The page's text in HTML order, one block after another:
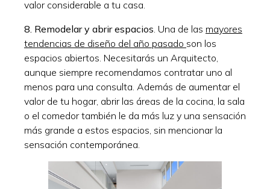
valor considerable a tu casa.
8. Remodelar y abrir espacios . Una de las mayores
tendencias de diseño del año pasado son los
espacios abiertos. Necesitarás un Arquitecto,
aunque siempre recomendamos contratar uno al
menos para una consulta. Además de aumentar el
valor de tu hogar, abrir las áreas de la cocina, la sala
o el comedor también le da más luz y una sensación
más grande a estos espacios, sin mencionar la
sensación contemporánea.